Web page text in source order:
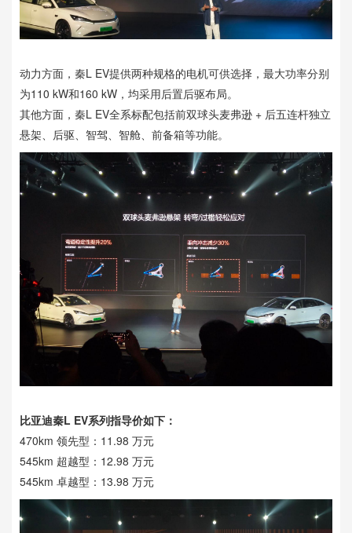
动力方面，秦L EV提供两种规格的电机可供选择，最大功率分别
为110 kW和160 kW，均采用后置后驱布局。
其他方面，秦L EV全系标配包括前双球头麦弗逊 + 后五连杆独立
悬架、后驱、智驾、智舱、前备箱等功能。
比亚迪秦L EV系列指导价如下：
470km 领先型：11.98 万元
545km 超越型：12.98 万元
545km 卓越型：13.98 万元